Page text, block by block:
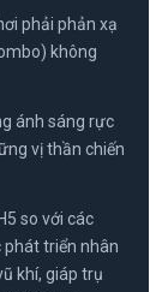
phải phản xạ
không
ánh sáng rực
vị thần chiến
so với các
phát triển nhân
khí, giáp trụ